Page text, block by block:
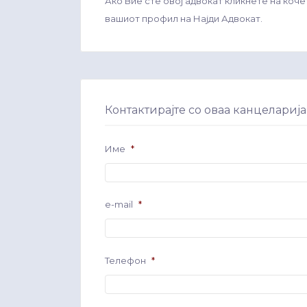
вашиот профил на Најди Адвокат.
Контактирајте со оваа канцеларија
Име *
e-mail *
Телефон *